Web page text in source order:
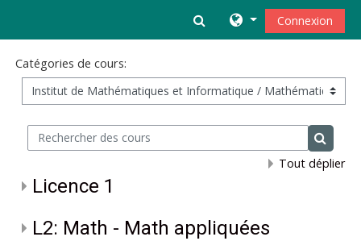
Activer/désactiver la
Connexion
Catégories de cours:
Rechercher des cours
Tout déplier
Licence 1
L2: Math - Math appliquées